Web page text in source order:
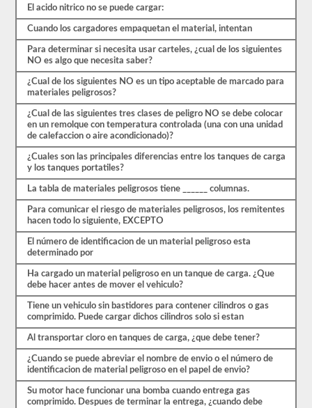
paso
para
respaldo.
tendrá
que
tomar
sus
huellas
digitales
y
aprobar
una
evaluación
amenazas
aprobación
de
materiales
peligrosos
para
ser
para
llevar
una
aprobación
de
HazMat.
Nuestra
El acido nitrico no se puede cargar:
Cuando los cargadores empaquetan el material, intentan
Para determinar si necesita usar carteles, ¿cual de los siguientes
NO es algo que necesita saber?
¿Cual de los siguientes NO es un tipo aceptable de marcado para
materiales peligrosos?
¿Cual de las siguientes tres clases de peligro NO se debe colocar
en un remolque con temperatura controlada (una con una unidad
de calefaccion o aire acondicionado)?
¿Cuales son las principales diferencias entre los tanques de carga
y los tanques portatiles?
La tabla de materiales peligrosos tiene ______ columnas.
Para comunicar el riesgo de materiales peligrosos, los remitentes
hacen todo lo siguiente, EXCEPTO
El número de identificacion de un material peligroso esta
determinado por
Ha cargado un material peligroso en un tanque de carga. ¿Que
debe hacer antes de mover el vehiculo?
Tiene un vehiculo sin bastidores para contener cilindros o gas
comprimido. Puede cargar dichos cilindros solo si estan
Al transportar cloro en tanques de carga, ¿que debe tener?
¿Cuando se puede abreviar el nombre de envio o el número de
identificacion de material peligroso en el papel de envio?
Su motor hace funcionar una bomba cuando entrega gas
comprimido. Despues de terminar la entrega, ¿cuando debe